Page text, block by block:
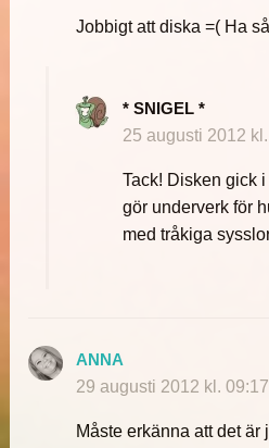
Jobbigt att diska =( Ha
* SNIGEL *
25 augusti 2012
Tack! Disken gick
gör underverk för
med tråkiga
ANNA
29 augusti 2012 kl. 09:17
Måste erkänna att det är